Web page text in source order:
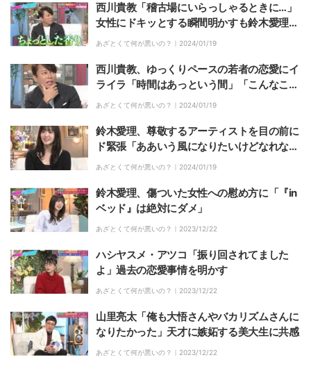
西川貴教「稽古場にいらっしゃるときに…」
女性にドキッとする瞬間明かすも鈴木愛理
「それ違いますよ」バッサリ
あざとくて何が悪いの？｜ 2024/01/19
西川貴教、ゆっくりペースの若者の恋愛にイ
ライラ「時間はあっという間」「こんなこと
ばっかりやってたら少子化対策なんて…」
あざとくて何が悪いの？｜ 2024/01/19
鈴木愛理、尊敬するアーティストを目の前に
ド緊張「ああいう風になりたいけどなれな
い」「世界を変えそうな迫力」
あざとくて何が悪いの？｜ 2024/01/19
鈴木愛理、傷ついた女性への慰め方に「『in
ベッド』は絶対にダメ」
あざとくて何が悪いの？｜ 2023/12/22
ハシヤスメ・アツコ「振り回されてました
よ」過去の恋愛事情を明かす
あざとくて何が悪いの？｜ 2023/12/22
山里亮太「俺も大悟さんやバカリズムさんに
なりたかった」天才に嫉妬する美大生に共感
あざとくて何が悪いの？｜ 2023/12/22